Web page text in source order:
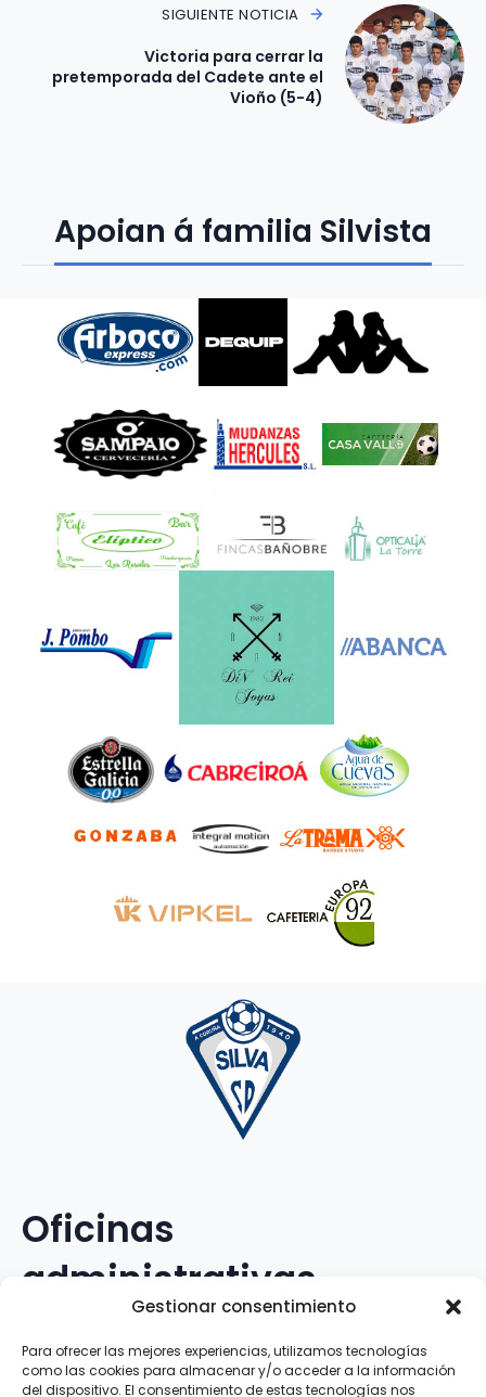
Gestionar consentimiento
Para ofrecer las mejores experiencias, utilizamos tecnologías
como las cookies para almacenar y/o acceder a la información
del dispositivo. El consentimiento de estas tecnologías nos
SIGUIENTE NOTICIA
Victoria para cerrar la
pretemporada del Cadete ante el
Vioño (5-4)
Apoian á familia Silvista
Oficinas
administrativas
Avenida Galileo Galilei, 12
15.008 · A Coruña · España